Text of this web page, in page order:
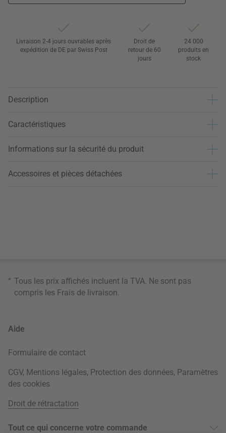
Livraison 2-4 jours ouvrables après
expédition de DE par Swiss Post
Droit de
retour de 60
jours
24 000
produits en
stock
Description
Caractéristiques
Informations sur la sécurité du produit
Accessoires et pièces détachées
* Tous les prix affichés incluent la TVA. Ne sont pas
compris les Frais de livraison
Aide
Formulaire de contact
CGV, Mentions légales, Protection des données, Paramètres
des cookies
Droit de rétractation
Tout ce qui concerne votre commande